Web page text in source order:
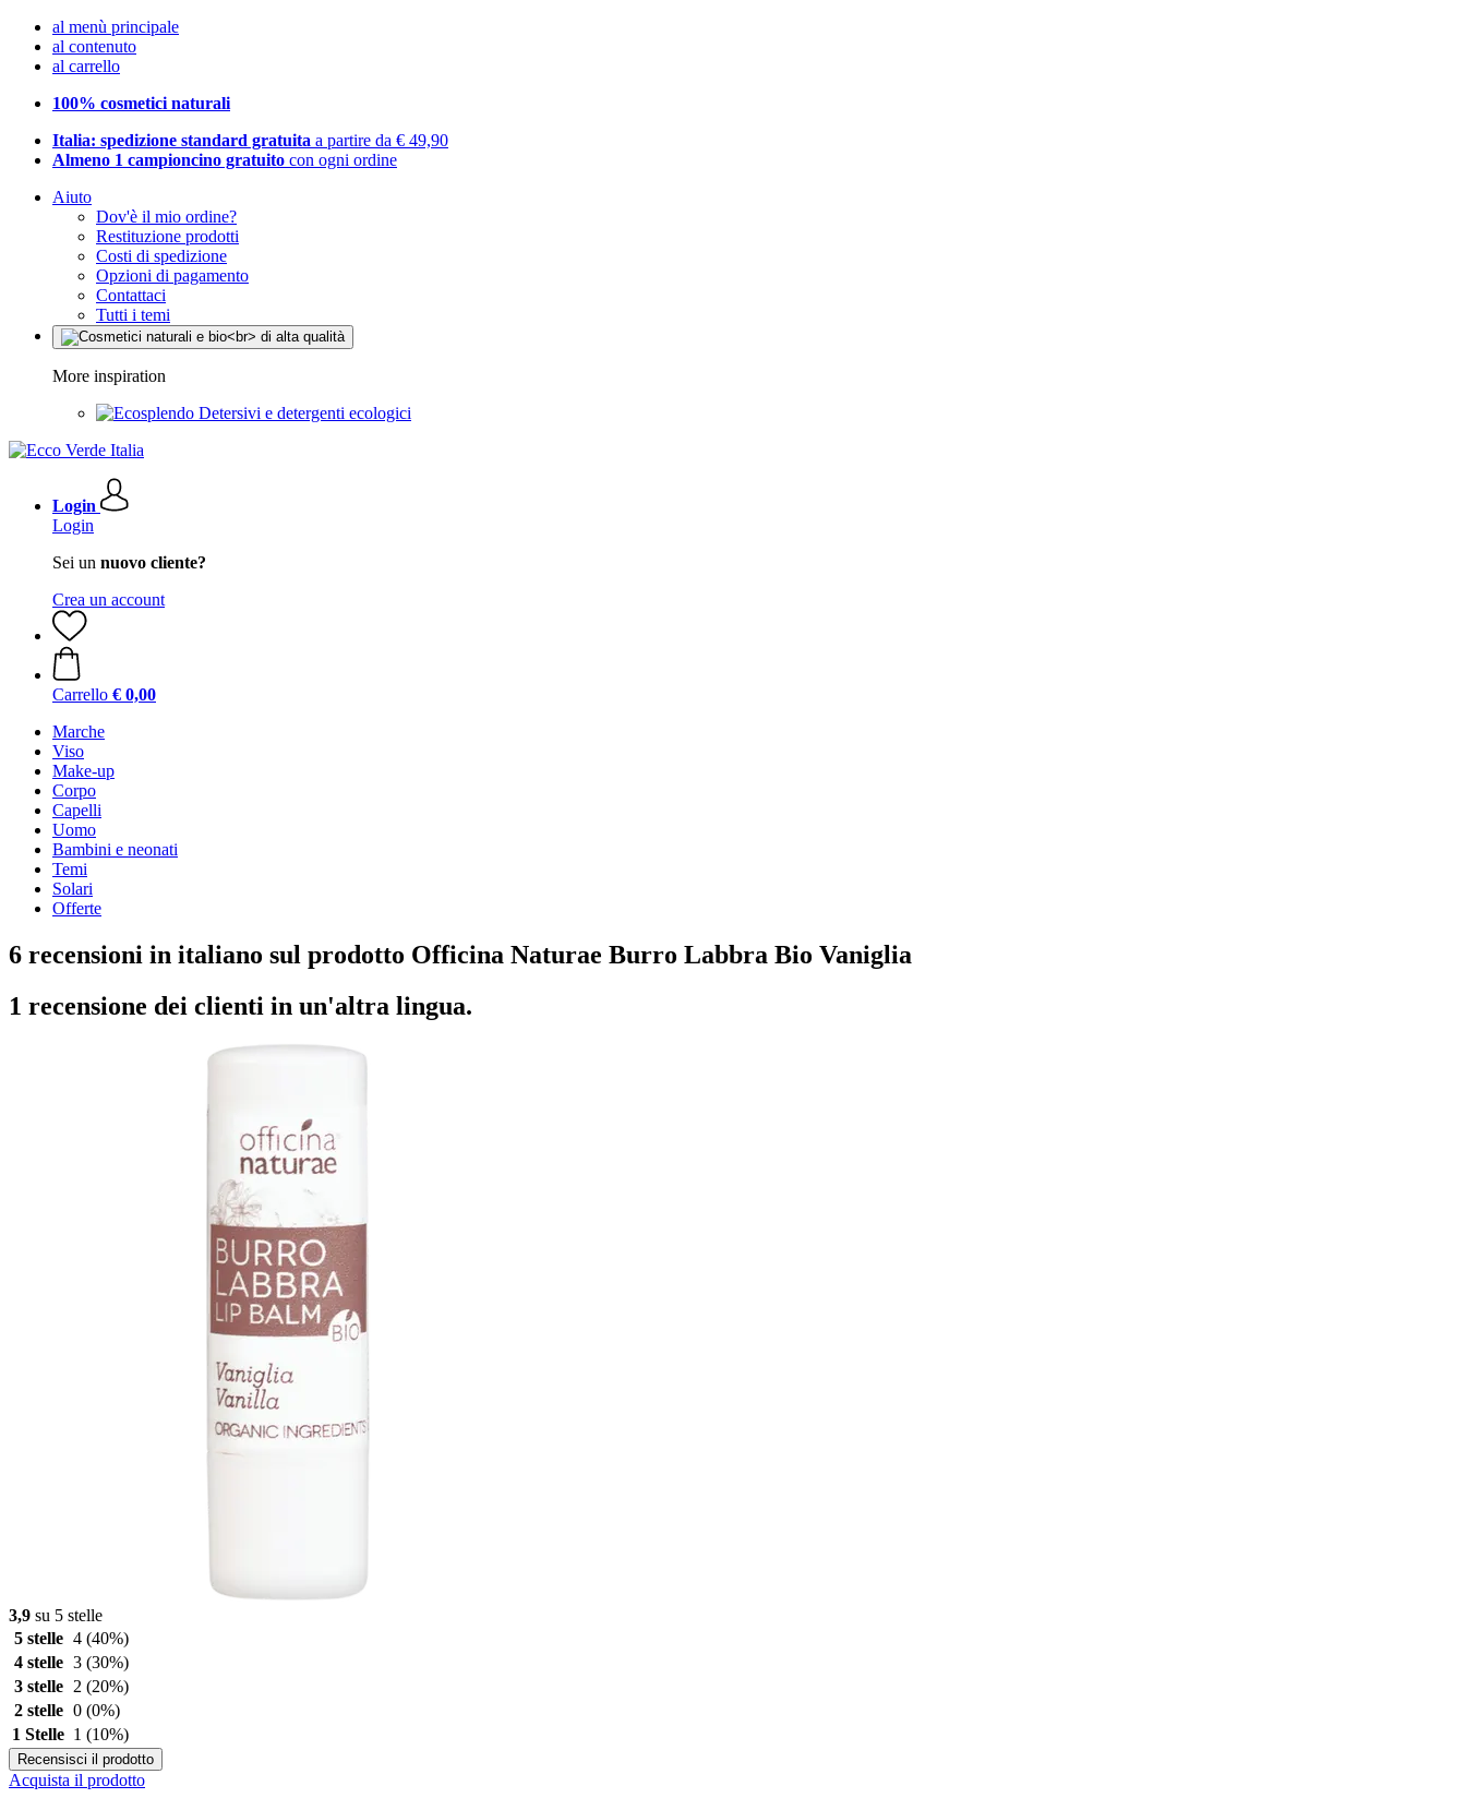
al menù principale
al contenuto
al carrello
100% cosmetici naturali
Italia: spedizione standard gratuita a partire da € 49,90
Almeno 1 campioncino gratuito con ogni ordine
Aiuto
Dov'è il mio ordine?
Restituzione prodotti
Costi di spedizione
Opzioni di pagamento
Contattaci
Tutti i temi
More inspiration
Detersivi e detergenti ecologici
Login
Login
Sei un nuovo cliente?
Crea un account
Carrello € 0,00
Marche
Viso
Make-up
Corpo
Capelli
Uomo
Bambini e neonati
Temi
Solari
Offerte
6 recensioni in italiano sul prodotto Officina Naturae Burro Labbra Bio Vaniglia
1 recensione dei clienti in un'altra lingua.
3,9 su 5 stelle
5 stelle 4 (40%)
4 stelle 3 (30%)
3 stelle
2 (20%)
2 stelle 0 (0%)
1 Stelle 1 (10%)
Recensisci il prodotto
Acquista il prodotto